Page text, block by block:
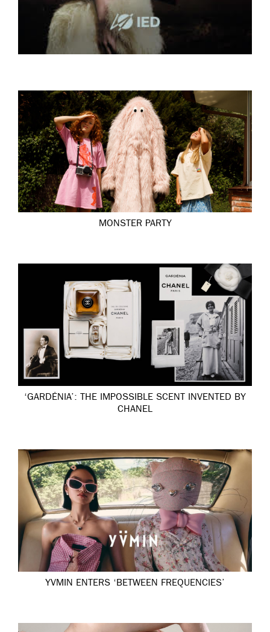
MONSTER PARTY
‘GARDÉNIA’: THE IMPOSSIBLE SCENT INVENTED BY
CHANEL
YVMIN ENTERS ‘BETWEEN FREQUENCIES’